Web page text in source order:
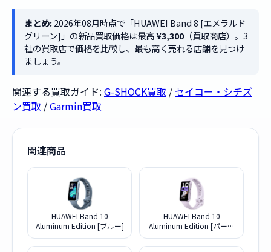
まとめ:2026年08月時点で「HUAWEI Band 8 [エメラルド
グリーン]」の新品買取価格は最高¥3,300（買取商店）。3
社の買取店で価格を比較し、最も高く売れる店舗を見つけ
ましょう。
関連する買取ガイド: G-SHOCK買取 / セイコー・シチズ
ン買取 /Garmin買取
関連商品
HUAWEI Band 10
Aluminum Edition [ブルー]
HUAWEI Band 10
Aluminum Edition [パープ